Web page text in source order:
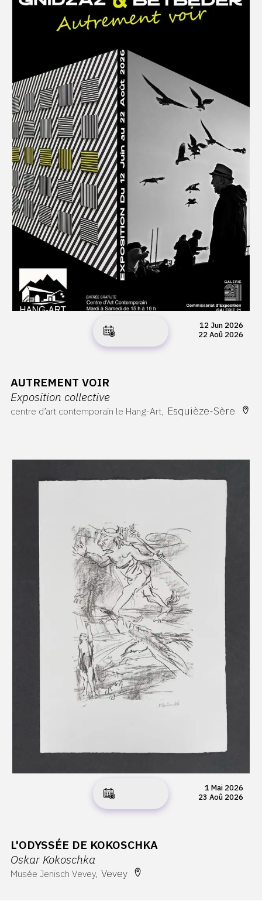
12 Jun 2026
22 Aoû 2026
AUTREMENT VOIR
Exposition collective
centre d’art contemporain le Hang-Art Esquièze-Sère
1 Mai 2026
23 Aoû 2026
L'ODYSSÉE DE KOKOSCHKA
Oskar Kokoschka
Musée Jenisch Vevey Vevey